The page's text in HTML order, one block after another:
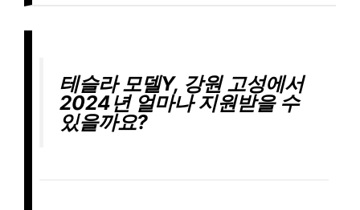
테슬라 모델Y, 강원 고성에서
2024년 얼마나 지원받을 수
있을까요?